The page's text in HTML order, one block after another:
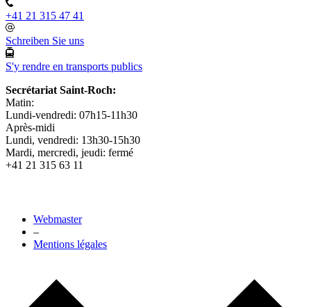
+41 21 315 47 41
Schreiben Sie uns
S'y rendre en transports publics
Secrétariat Saint-Roch:
Matin:
Lundi-vendredi: 07h15-11h30
Après-midi
Lundi, vendredi: 13h30-15h30
Mardi, mercredi, jeudi: fermé
+41 21 315 63 11
Webmaster
–
Mentions légales